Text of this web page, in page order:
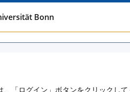
Bonn
「ログイン」ボタンをクリックして